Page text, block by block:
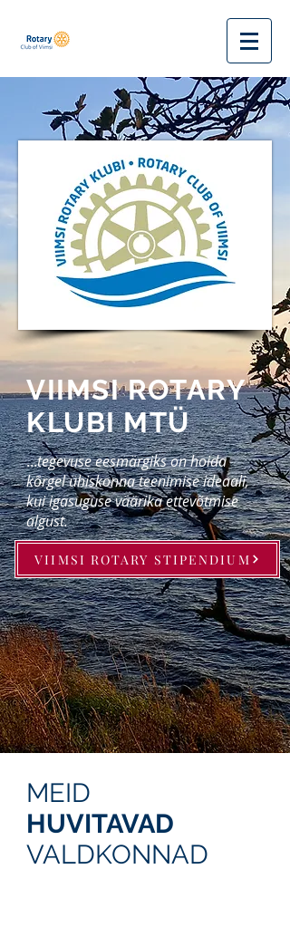
VIIMSI ROTARY
KLUBI MTÜ
...tegevuse eesmärgiks on hoida
kõrgel ühiskonna teenimise ideaali,
kui igasuguse väärika ettevõtmise
algust.
VIIMSI ROTARY STIPENDIUM
MEID
HUVITAVAD
VALDKONNAD